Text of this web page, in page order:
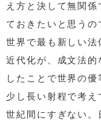
え方と決して無関
ておきたいと思うの
世界で最も新しい
近代化が、成文法
したことで世界の
少し長い射程で考え
世紀間にすぎない